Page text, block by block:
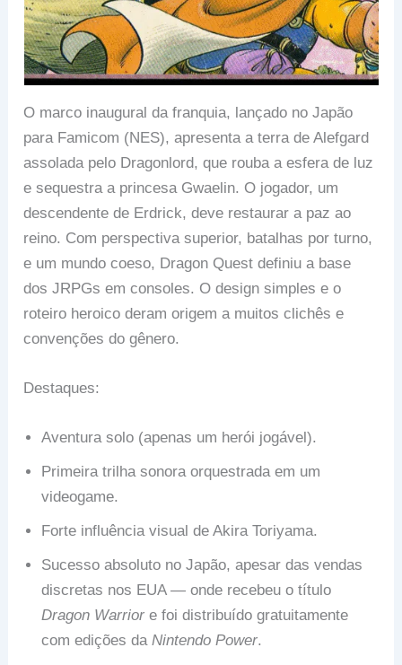
O marco inaugural da franquia, lançado no Japão
para Famicom (NES), apresenta a terra de Alefgard
assolada pelo Dragonlord, que rouba a esfera de luz
e sequestra a princesa Gwaelin. O jogador, um
descendente de Erdrick, deve restaurar a paz ao
reino. Com perspectiva superior, batalhas por turno,
e um mundo coeso, Dragon Quest definiu a base
dos JRPGs em consoles. O design simples e o
roteiro heroico deram origem a muitos clichês e
convenções do gênero.
Destaques:
Aventura solo (apenas um herói jogável).
Primeira trilha sonora orquestrada em um
videogame.
Forte influência visual de Akira Toriyama.
Sucesso absoluto no Japão, apesar das vendas
discretas nos EUA — onde recebeu o título
Dragon Warrior e foi distribuído gratuitamente
com edições daNintendo Power.